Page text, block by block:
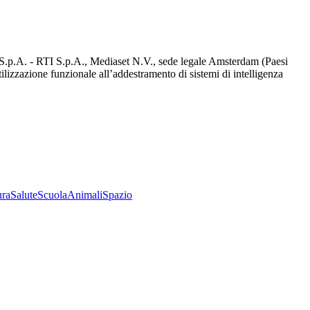
- RTI S.p.A., Mediaset N.V., sede legale Amsterdam (Paesi
funzionale all’addestramento di sistemi di intelligenza
SaluteScuolaAnimaliSpazio